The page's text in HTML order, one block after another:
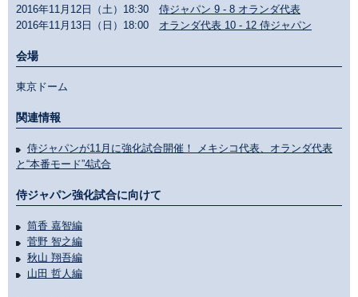
2016年11月12日（土）18:30 侍ジャパン 9 - 8 オランダ代表
2016年11月13日（日）18:00 オランダ代表 10 - 12 侍ジャパン
会場
東京ドーム
関連情報
侍ジャパンが11月に強化試合開催！ メキシコ代表、オランダ代表
と“本番モード”4試合
侍ジャパン強化試合に向けて
筒香 嘉智編
菅野 智之編
秋山 翔吾編
山田 哲人編